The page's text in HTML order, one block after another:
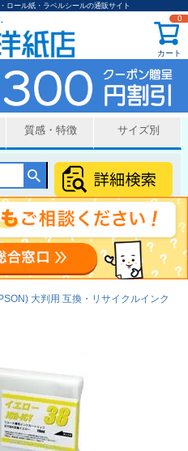
ロール紙・ラベルシールの通販サイト
カート
0
質感・特徴 サイズ別
大判用 互換・リサイクルインク